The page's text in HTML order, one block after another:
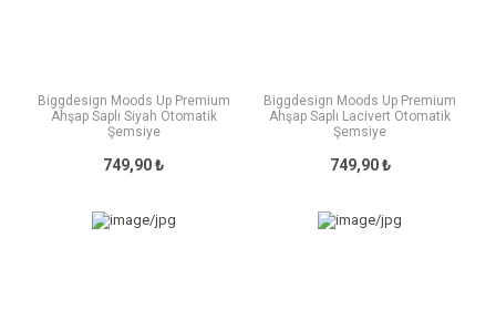
Biggdesign Moods Up Premium
Ahşap Saplı Siyah Otomatik
Şemsiye
749,90 ₺
Biggdesign Moods Up Premium
Ahşap Saplı Lacivert Otomatik
Şemsiye
749,90 ₺